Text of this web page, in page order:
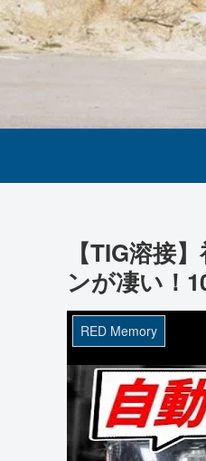
【TIG溶接
ンが凄い！
RED Memory